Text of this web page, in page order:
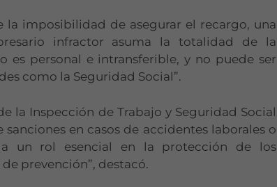
la imposibilidad de asegurar el recargo, una
infractor asuma la totalidad de la
es personal e intransferible, y no puede ser
como la Seguridad Social”.
la Inspección de Trabajo y Seguridad Social
en casos de accidentes laborales o
un rol esencial en la protección de los
prevención”, destacó.